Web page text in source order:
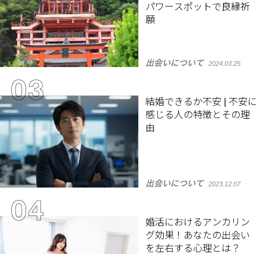
パワースポットで良縁祈
願
出会いについて 2024.03.25
結婚できるか不安 | 不安に
感じる人の特徴とその理
由
出会いについて 2023.12.07
婚活におけるアンカリン
グ効果！あなたの出会い
を左右する心理とは？